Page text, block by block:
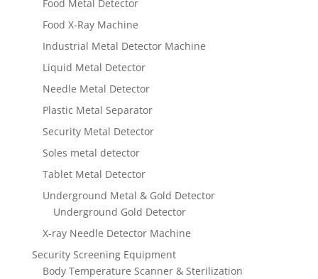
Food Metal Detector
Food X-Ray Machine
Industrial Metal Detector Machine
Liquid Metal Detector
Needle Metal Detector
Plastic Metal Separator
Security Metal Detector
Soles metal detector
Tablet Metal Detector
Underground Metal & Gold Detector
Underground Gold Detector
X-ray Needle Detector Machine
Security Screening Equipment
Body Temperature Scanner & Sterilization